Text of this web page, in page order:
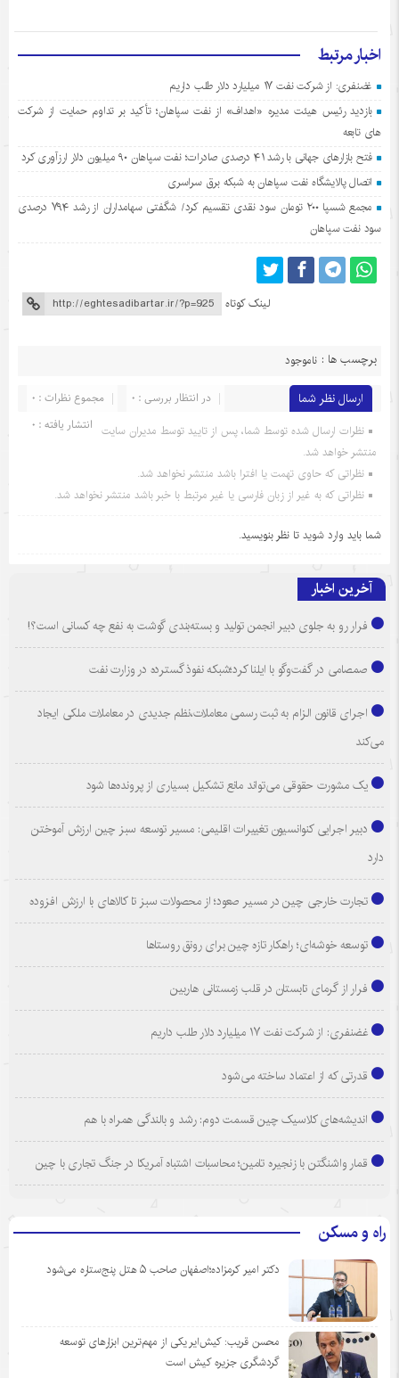
اخبار مرتبط
غضنفری: از شرکت نفت ۱۷ میلیارد دلار طلب داریم
بازدید رئیس هیئت مدیره «اهداف» از نفت سپاهان؛ تأکید بر تداوم حمایت از شرکت
های تابعه
فتح بازارهای جهانی با رشد ۴۱ درصدی صادرات؛ نفت سپاهان ۹۰ میلیون دلار ارزآوری کرد
اتصال پالایشگاه نفت سپاهان به شبکه برق سراسری
مجمع شسپا ۲۰۰ تومان سود نقدی تقسیم کرد/ شگفتی سهامداران از رشد ۷۹۴ درصدی
سود نفت سپاهان
لینک کوتاه
برچسب ها : ناموجود
ارسال نظر شما مجموع نظرات : 0
در انتظار بررسی : 0
انتشار یافته : 0 نظرات ارسال شده توسط شما، پس از تایید توسط مدیران سایت
منتشر خواهد شد.
نظراتی که حاوی تهمت یا افترا باشد منتشر نخواهد شد.
نظراتی که به غیر از زبان فارسی یا غیر مرتبط با خبر باشد منتشر نخواهد شد.
شما باید وارد شوید تا نظر بنویسید.
آخرین اخبار
فرار رو به جلوی دبیر انجمن تولید و بسته‌بندی گوشت به نفع چه کسانی است؟!
صمصامی در گفت‌وگو با ایلنا کرد؛شبکه نفوذ گسترده در وزارت نفت
اجرای قانون الزام به ثبت رسمی معاملات،نظم جدیدی در معاملات ملکی ایجاد
می‌کند
یک مشورت حقوقی می‌تواند مانع تشکیل بسیاری از پرونده‌ها شود
دبیر اجرایی کنوانسیون تغییرات اقلیمی: مسیر توسعه سبز چین ارزش آموختن
دارد
تجارت خارجی چین در مسیر صعود؛ از محصولات سبز تا کالاهای با ارزش افزوده
توسعه خوشه‌ای؛ راهکار تازه چین برای رونق روستاها
فرار از گرمای تابستان در قلب زمستانی هاربین
غضنفری: از شرکت نفت ۱۷ میلیارد دلار طلب داریم
قدرتی که از اعتماد ساخته می‌شود
اندیشه‌های کلاسیک چین قسمت دوم: رشد و بالندگی همراه با هم
قمار واشنگتن با زنجیره تامین؛ محاسبات اشتباه آمریکا در جنگ تجاری با چین
راه و مسکن
دکتر امیر کرمزاده؛اصفهان صاحب ۵ هتل پنج‌ستاره می‌شود
محسن قریب: کیش‌ایر یکی از مهم‌ترین ابزارهای توسعه
گردشگری جزیره کیش است